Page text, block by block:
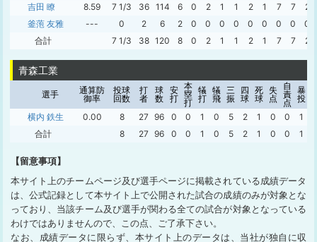
吉田 瞭
8.59 7 1/3 36 114 6 0 2 1 1 2 1 7 7
2
釜萢 友雅
--- 0 2 6 2 0 0 0 0 0 0 0 0
0
合計
7 1/3 38 120 8 0 2 1 1 2 1 7 7 2
青森工業
選手
通算防
御率
投球
回数
打
者
球
数
安
打
本
塁
打
犠
打
犠
飛
三
振
四
球
死
球
失
点
自
責
点
暴
投
横内 鉄生
0.00 8 27 96 0 0 1 0 5 2 1 0 0 1
合計
8 27 96 0 0 1 0 5 2 1 0 0 1
【留意事項】
本サイト上のチームページ及び選手ページに掲載されている成績データ
は、公式記録として本サイト上で公開された試合の成績のみが対象とな
っており、当該チーム及び選手が関わる全ての試合が対象となっている
わけではありませんので、この点、ご了承下さい。
なお、成績データに限らず、本サイト上のデータは、当社が独自に収